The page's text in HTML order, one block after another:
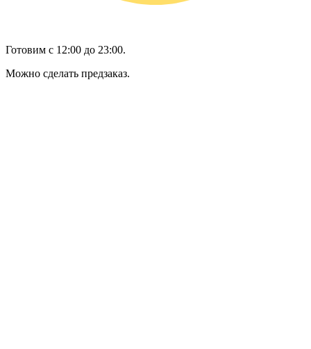
Готовим с 12:00 до 23:00.
Можно сделать предзаказ.